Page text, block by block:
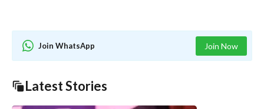
Join WhatsApp Join Now
Latest Stories